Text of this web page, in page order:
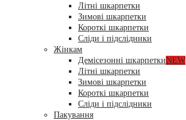
Літні шкарпетки
Зимові шкарпетки
Короткі шкарпетки
Сліди і підслідники
Жінкам
Демісезонні шкарпеткиNEW
Літні шкарпетки
Зимові шкарпетки
Короткі шкарпетки
Сліди і підслідники
Пакування